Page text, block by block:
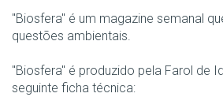
"Biosfera" é um magazine semanal
questões ambientais.
"Biosfera" é produzido pela Farol de
seguinte ficha técnica: